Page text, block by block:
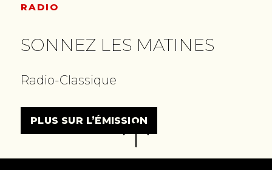
RADIO
SONNEZ LES MATINES
Radio-Classique
PLUS SUR L’ÉMISSION